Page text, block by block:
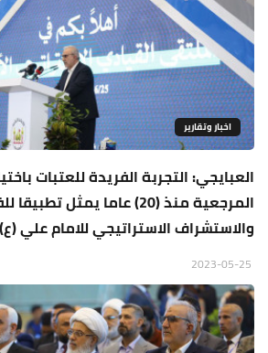
اخبار وتقارير
العبايجي: التجربة الفريدة للعتبات
المرجعية منذ (20) عاما يمثل
والاستشراف الاستراتيجي للامام علي (ع)